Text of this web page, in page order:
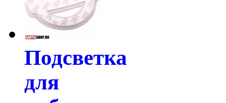
Подсветка
для